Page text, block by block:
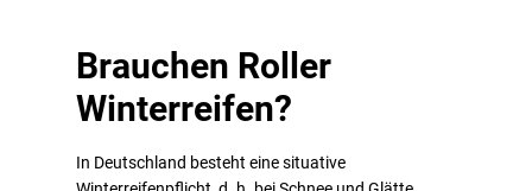
Brauchen Roller
Winterreifen?
In Deutschland besteht eine situative